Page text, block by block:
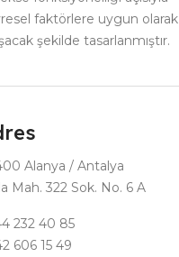
faktörlere uygun olarak
şekilde tasarlanmıştır.
Alanya / Antalya
Mah. 322 Sok. No. 6 A
232 40 85
606 15 49